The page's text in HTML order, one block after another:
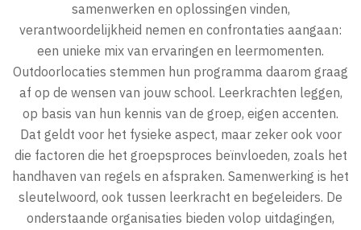
samenwerken en oplossingen vinden,
verantwoordelijkheid nemen en confrontaties aangaan:
een unieke mix van ervaringen en leermomenten.
Outdoorlocaties stemmen hun programma daarom graag
af op de wensen van jouw school. Leerkrachten leggen,
op basis van hun kennis van de groep, eigen accenten.
Dat geldt voor het fysieke aspect, maar zeker ook voor
die factoren die het groepsproces beïnvloeden, zoals het
handhaven van regels en afspraken. Samenwerking is het
sleutelwoord, ook tussen leerkracht en begeleiders. De
onderstaande organisaties bieden volop uitdagingen,